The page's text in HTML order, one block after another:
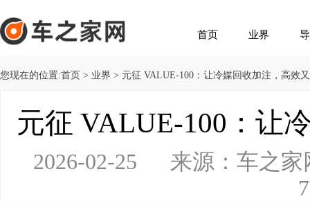
首页 业界
您现在的位置:首页 > 业界 > 元征 VALUE-100：让冷媒回收加注，高效
元征 VALUE-100：让
2026-02-25 来源：车之